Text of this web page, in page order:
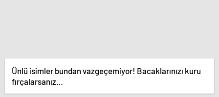
Ünlü isimler bundan vazgeçemiyor! Bacaklarınızı kuru
fırçalarsanız…